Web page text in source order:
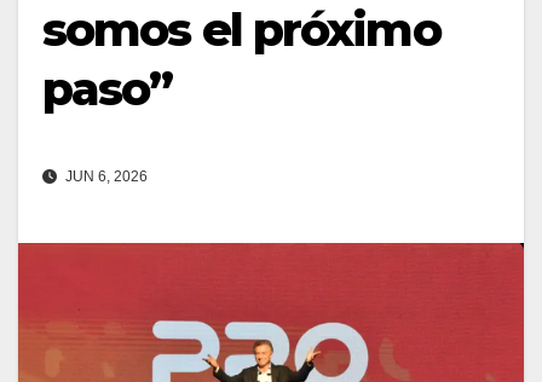
somos el próximo
paso”
JUN 6, 2026